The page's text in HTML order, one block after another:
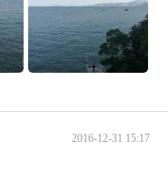
2016-12-31 15:17